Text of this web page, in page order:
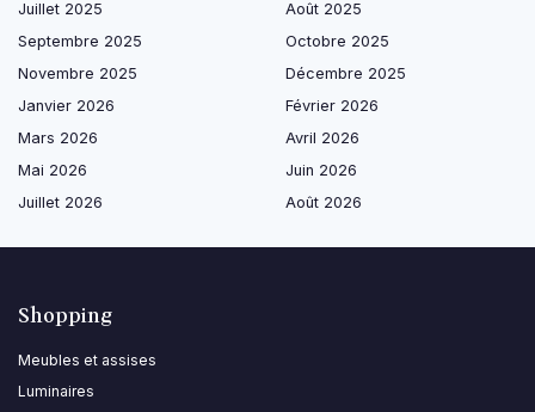
Juillet 2025
Août 2025
Septembre 2025
Octobre 2025
Novembre 2025
Décembre 2025
Janvier 2026
Février 2026
Mars 2026
Avril 2026
Mai 2026
Juin 2026
Juillet 2026
Août 2026
Shopping
Meubles et assises
Luminaires